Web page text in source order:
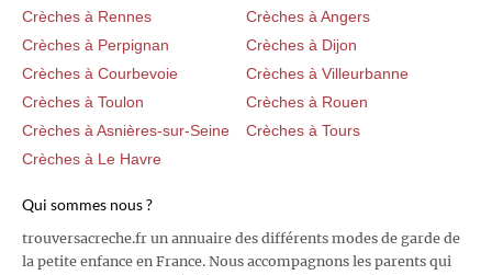
Crèches à Rennes
Crèches à Angers
Crèches à Perpignan
Crèches à Dijon
Crèches à Courbevoie
Crèches à Villeurbanne
Crèches à Toulon
Crèches à Rouen
Crèches à Asnières-sur-Seine
Crèches à Tours
Crèches à Le Havre
Qui sommes nous ?
trouversacreche.fr un annuaire des différents modes de garde de
la petite enfance en France. Nous accompagnons les parents qui